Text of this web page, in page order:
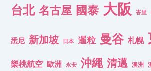
台北 名古屋 國泰 大阪 峇里
悉尼 新加坡 日本 暹粒 曼谷 札幌
樂桃航空 歐洲 永安 沖繩 清邁 澳洲